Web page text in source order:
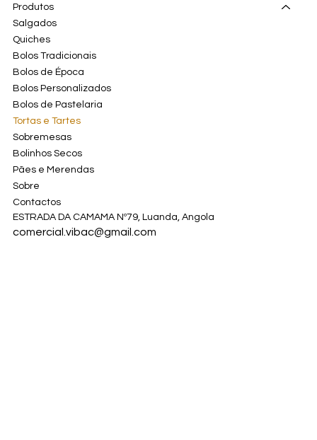
Produtos
Salgados
Quiches
Bolos Tradicionais
Bolos de Época
Bolos Personalizados
Bolos de Pastelaria
Tortas e Tartes
Sobremesas
Bolinhos Secos
Pães e Merendas
Sobre
Contactos
ESTRADA DA CAMAMA Nº79, Luanda, Angola
comercial.vibac@gmail.com